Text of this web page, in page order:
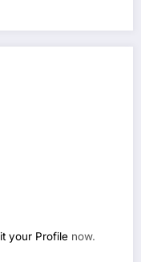
your Profile now.